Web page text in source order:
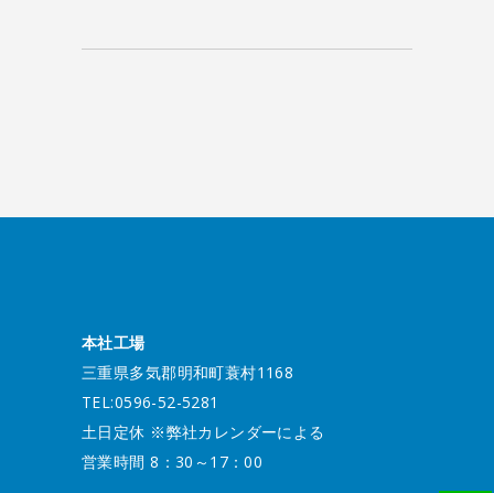
本社工場
三重県多気郡明和町蓑村1168
TEL:0596-52-5281
土日定休 ※弊社カレンダーによる
営業時間 8：30～17：00